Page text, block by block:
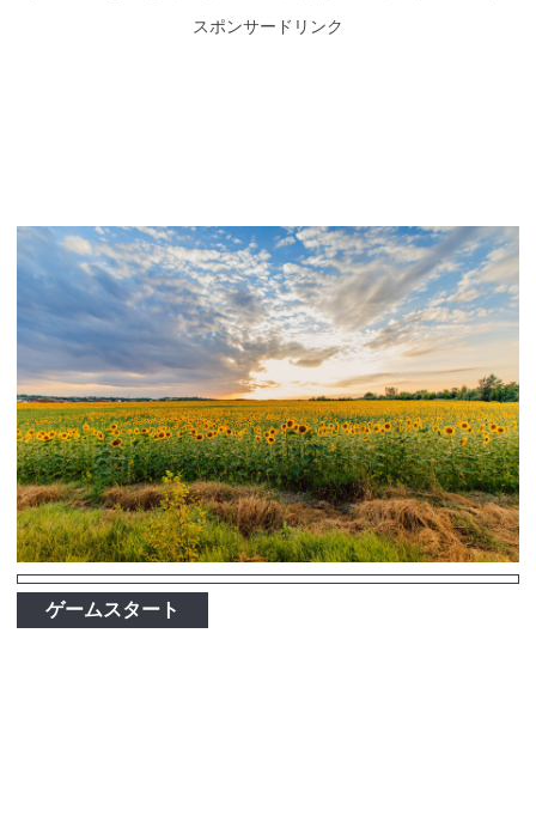
スポンサードリンク
ゲームスタート